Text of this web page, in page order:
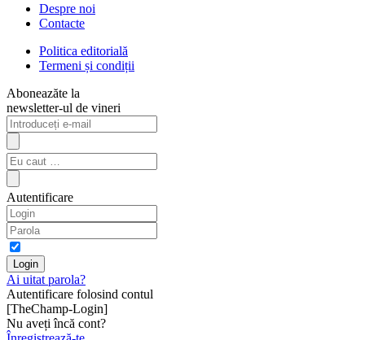
Despre noi
Contacte
Politica editorială
Termeni și condiții
Aboneazăte la
newsletter-ul de vineri
Autentificare
Ai uitat parola?
Autentificare folosind contul
[TheChamp-Login]
Nu aveți încă cont?